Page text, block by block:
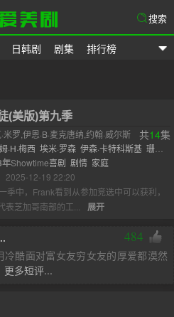
日韩剧 剧集 排行榜
搜索
(美版)第九季
共14集
米罗,伊恩·B·麦克唐纳,约翰·威尔斯
·H·梅西 埃米·罗森 伊森·卡特科斯基 珊诺
杰瑞米·艾伦·怀特 史蒂夫·豪威
Showtime喜剧 剧情 家庭
2025-12-19 22:20
季中，Frank看到从参加竞选中可以获利，
表芝加哥南部的工...
展开
484
酷面对富女友穷女友的厚爱都漠然
更多短评...